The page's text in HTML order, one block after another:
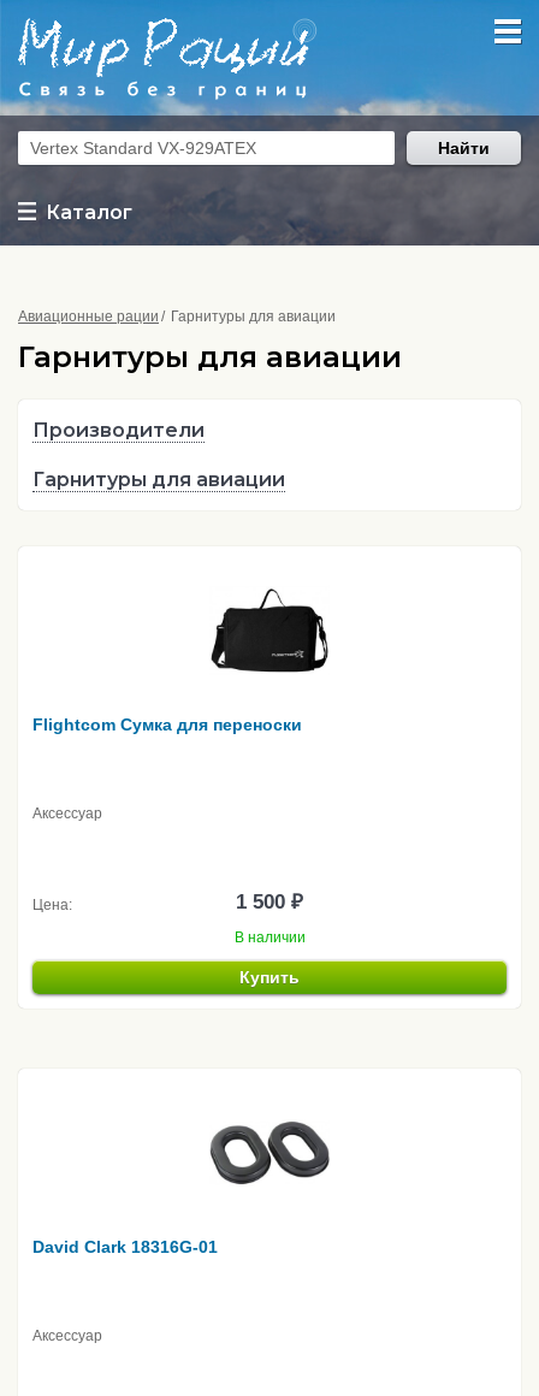
Каталог
Найти
Авиационные рации Гарнитуры для авиации
Гарнитуры для авиации
Производители
Гарнитуры для авиации
Flightcom Сумка для переноски
Аксессуар
Цена: 1 500 ₽
В наличии
Купить
David Clark 18316G-01
Аксессуар